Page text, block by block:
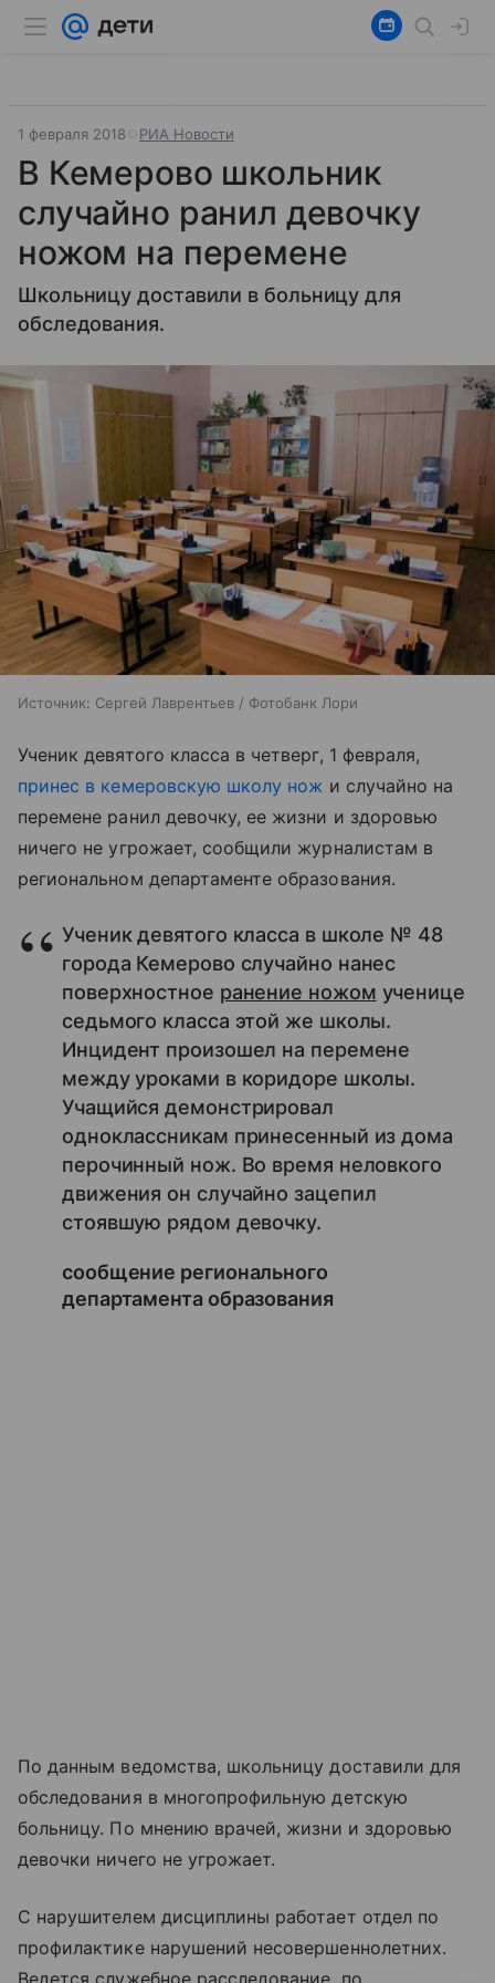
1 февраля 2018 РИА Новости
В Кемерово школьник
случайно ранил девочку
ножом на перемене
Школьницу доставили в больницу для
обследования.
Источник: Сергей Лаврентьев / Фотобанк Лори
Ученик девятого класса в четверг, 1 февраля,
принес в кемеровскую школу нож и случайно на
перемене ранил девочку, ее жизни и здоровью
ничего не угрожает, сообщили журналистам в
региональном департаменте образования.
Ученик девятого класса в школе № 48
города Кемерово случайно нанес
поверхностное ранение ножом ученице
седьмого класса этой же школы.
Инцидент произошел на перемене
между уроками в коридоре школы.
Учащийся демонстрировал
одноклассникам принесенный из дома
перочинный нож. Во время неловкого
движения он случайно зацепил
стоявшую рядом девочку.
сообщение регионального
департамента образования
По данным ведомства, школьницу доставили для
обследования в многопрофильную детскую
больницу. По мнению врачей, жизни и здоровью
девочки ничего не угрожает.
С нарушителем дисциплины работает отдел по
профилактике нарушений несовершеннолетних.
Ведется служебное расследование, по